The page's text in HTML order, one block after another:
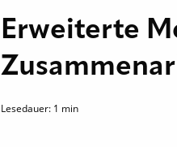
Erweiterte
Lesedauer: 1 min